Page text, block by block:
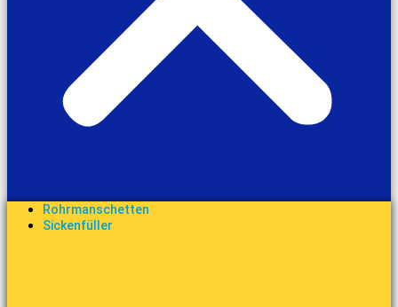
Rohrmanschetten
Sickenfüller